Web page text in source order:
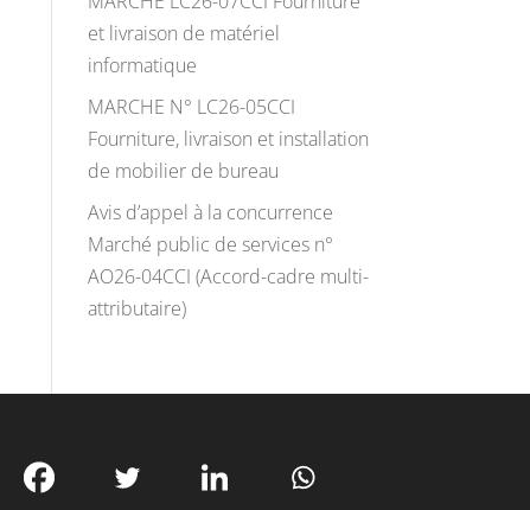
et livraison de matériel
informatique
MARCHE N° LC26-05CCI
Fourniture, livraison et installation
de mobilier de bureau
Avis d’appel à la concurrence
Marché public de services n°
AO26-04CCI (Accord-cadre multi-
attributaire)